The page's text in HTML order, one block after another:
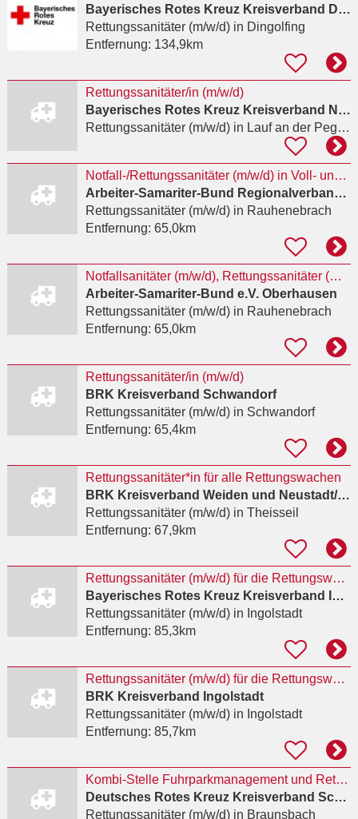
Bayerisches Rotes Kreuz Kreisverband Dingolfing-Landau
Rettungssanitäter (m/w/d)in Dingolfing
Entfernung: 134,9km
Rettungssanitäter/in (m/w/d)
Bayerisches Rotes Kreuz Kreisverband Nürnberger Land
Rettungssanitäter (m/w/d)in Lauf an der Pegnitz, Heuchling
Notfall-/Rettungssanitäter (m/w/d) in Voll- und Teilzeit
Arbeiter-Samariter-Bund Regionalverband Würzburg-Mainfranken e.V.
Rettungssanitäter (m/w/d)in Rauhenebrach
Entfernung: 65,0km
Notfallsanitäter (m/w/d), Rettungssanitäter (m/w/d)
Arbeiter-Samariter-Bund e.V. Oberhausen
Rettungssanitäter (m/w/d)in Rauhenebrach
Entfernung: 65,0km
Rettungssanitäter/in (m/w/d)
BRK Kreisverband Schwandorf
Rettungssanitäter (m/w/d)in Schwandorf
Entfernung: 65,4km
Rettungssanitäter*in für alle Rettungswachen
BRK Kreisverband Weiden und Neustadt/WN
Rettungssanitäter (m/w/d)in Theisseil
Entfernung: 67,9km
Rettungssanitäter (m/w/d) für die Rettungswache Mitte
Bayerisches Rotes Kreuz Kreisverband Ingolstadt
Rettungssanitäter (m/w/d)in Ingolstadt
Entfernung: 85,3km
Rettungssanitäter (m/w/d) für die Rettungswache Mitte
BRK Kreisverband Ingolstadt
Rettungssanitäter (m/w/d)in Ingolstadt
Entfernung: 85,7km
Kombi-Stelle Fuhrparkmanagement und Rettungssanitäter (m/w/d)
Deutsches Rotes Kreuz Kreisverband Schwäbisch Hall - Crailsheim e.V.
Rettungssanitäter (m/w/d)in Braunsbach